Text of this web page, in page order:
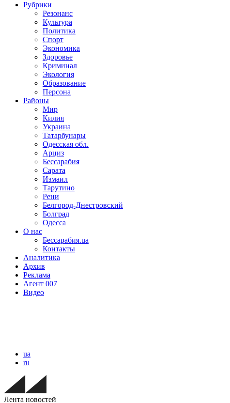
Рубрики
Резонанс
Культура
Политика
Спорт
Экономика
Здоровье
Криминал
Экология
Образование
Персона
Районы
Мир
Килия
Украина
Татарбунары
Одесская обл.
Арциз
Бессарабия
Сарата
Измаил
Тарутино
Рени
Белгород-Днестровский
Болград
Одесса
О нас
Бессарабия.ua
Контакты
Аналитика
Архив
Реклама
Агент 007
Видео
ua
ru
Лента новостей